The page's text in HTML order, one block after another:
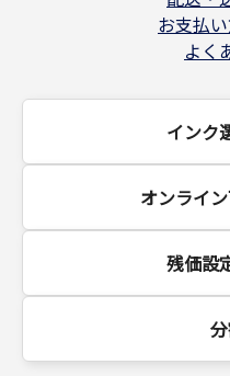
お支払
よく
インク
オンライ
残価設